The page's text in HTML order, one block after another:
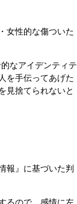
女性的な傷ついた
なアイデンティテ
を手伝ってあげた
見捨てられないと
報』に基づいた判
るので、感情に左